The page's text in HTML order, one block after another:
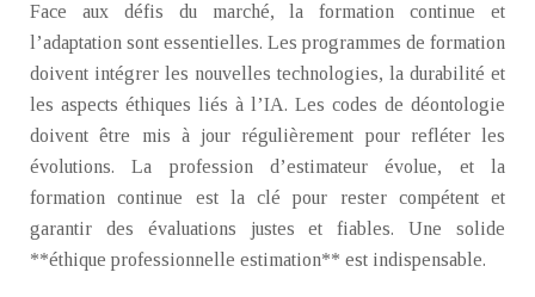
Face aux défis du marché, la formation continue et
l’adaptation sont essentielles. Les programmes de formation
doivent intégrer les nouvelles technologies, la durabilité et
les aspects éthiques liés à l’IA. Les codes de déontologie
doivent être mis à jour régulièrement pour refléter les
évolutions. La profession d’estimateur évolue, et la
formation continue est la clé pour rester compétent et
garantir des évaluations justes et fiables. Une solide
**éthique professionnelle estimation** est indispensable.